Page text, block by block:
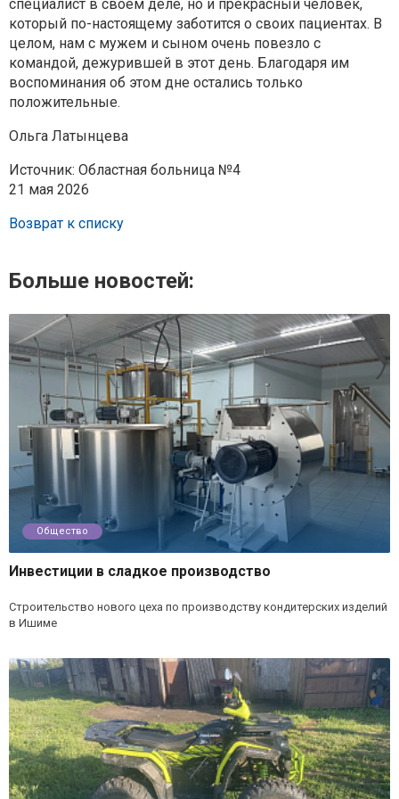
специалист в своем деле, но и прекрасный человек,
который по-настоящему заботится о своих пациентах. В
целом, нам с мужем и сыном очень повезло с
командой, дежурившей в этот день. Благодаря им
воспоминания об этом дне остались только
положительные.
Ольга Латынцева
Источник: Областная больница №4
21 мая 2026
Возврат к списку
Больше новостей:
Общество
Инвестиции в сладкое производство
Строительство нового цеха по производству кондитерских изделий
в Ишиме